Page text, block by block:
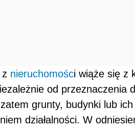
nieruchomości wiąże się z
od przeznaczenia
grunty, budynki lub
działalności. W